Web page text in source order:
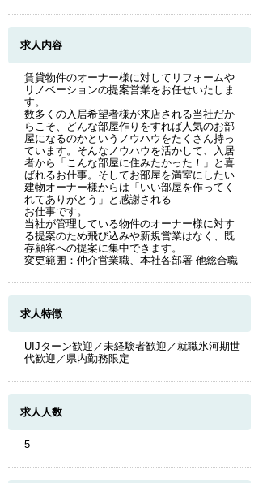
求人内容
賃貸物件のオーナー様に対してリフォームや
リノベーションの提案営業をお任せいたしま
す。
数多くの入居希望者様が来店される当社だか
らこそ、どんな部屋作りをすれば人気のお部
屋になるのかというノウハウをたくさん持っ
ています。そんなノウハウを活かして、入居
者から「こんな部屋に住みたかった！」と喜
ばれるお仕事。そしてお部屋を満室にしたい
建物オーナー様からは「いい部屋を作ってく
れてありがとう」と感謝される
お仕事です。
当社が管理している物件のオーナー様に対す
る提案のため飛び込みや新規営業はなく、既
存顧客への提案に集中できます。
変更範囲：仲介営業職、本社各部署 他総合職
求人特徴
UIJターン歓迎／未経験者歓迎／就職氷河期世
代歓迎／県内勤務限定
求人人数
5